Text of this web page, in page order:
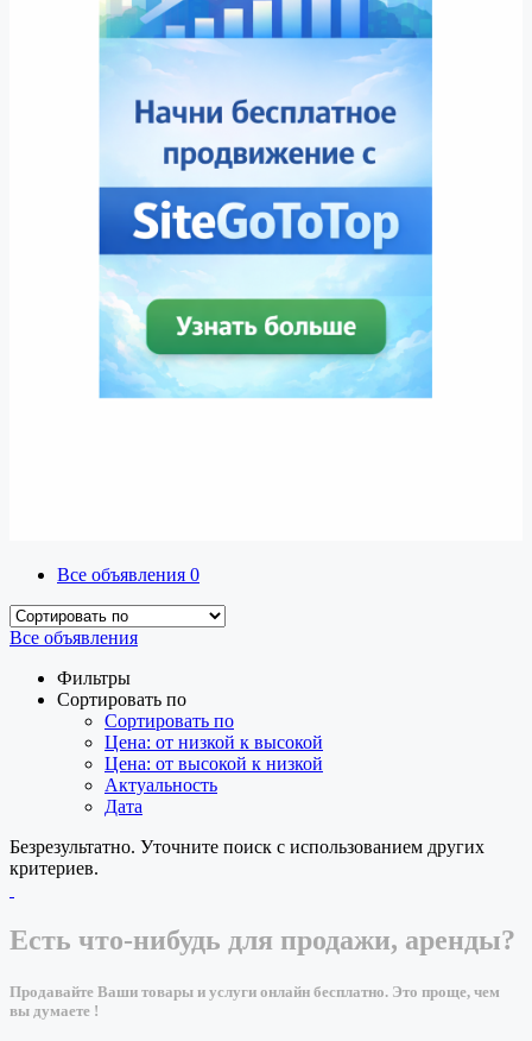
Все объявления 0
Все объявления
Фильтры
Сортировать по
Сортировать по
Цена: от низкой к высокой
Цена: от высокой к низкой
Актуальность
Дата
Безрезультатно. Уточните поиск с использованием других
критериев.
Есть что-нибудь для продажи, аренды?
Продавайте Ваши товары и услуги онлайн бесплатно. Это проще, чем
вы думаете !